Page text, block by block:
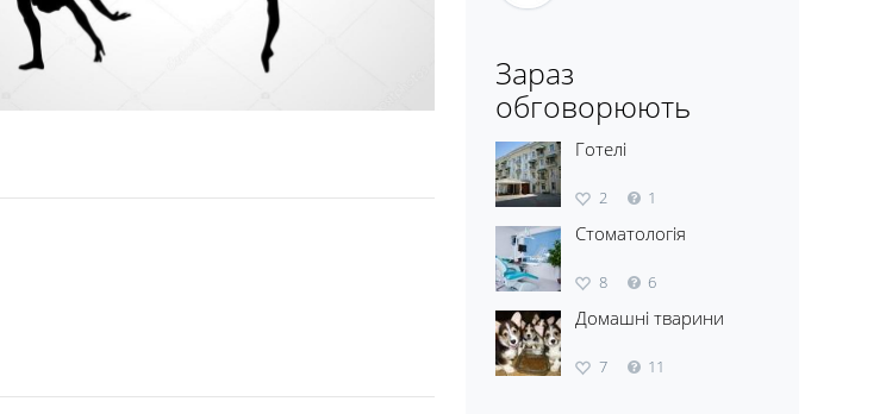
Зараз
обговорюють
Готелі
2 1
Стоматологія
8 6
Домашні тварини
7 11